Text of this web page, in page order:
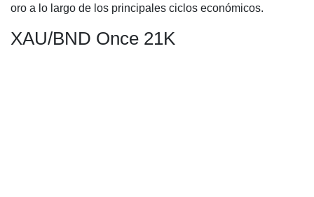
oro a lo largo de los principales ciclos económicos.
XAU/BND Once 21K